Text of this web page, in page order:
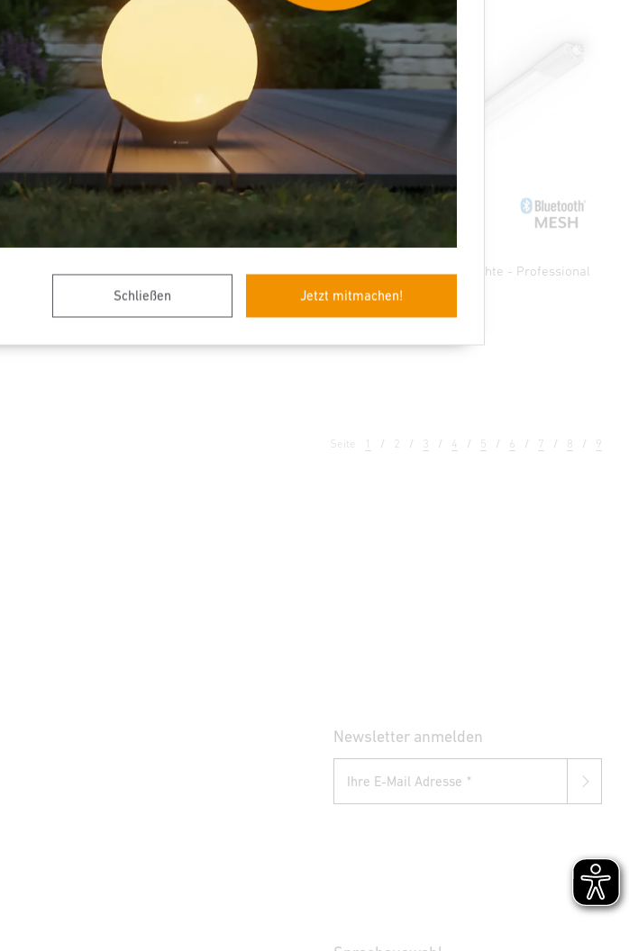
Schließen Jetzt mitmachen!
Sensor-LED-Außenleuchte - Professional
Sensor-LED-Innenleuchte - Professional
Seite 1 2 3 4 5 6 7 8 9
Newsletter anmelden
Ihre E-Mail Adresse